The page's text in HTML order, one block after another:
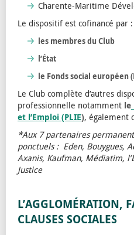
Charente-Maritime
Le dispositif est cofinancé par :
les membres du Club
l’État
le Fonds social européen
Le Club complète d’autres
professionnelle notamment le
et l’Emploi (PLIE), également
*Aux 7 partenaires
ponctuels : Eden, Bouygues,
Axanis, Kaufman, Médiatim,
Justice
L’AGGLOMÉRATION,
CLAUSES SOCIALES